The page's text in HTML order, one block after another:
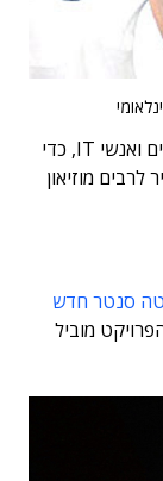
מאז שנבנה משמש המקום עלייה לרגל למנמ"רים ואנשי IT, כדי
מוזיאון
סנטר חדש
מוביל